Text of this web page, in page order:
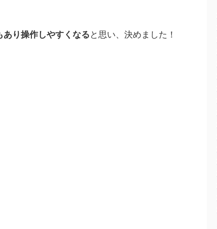
あり操作しやすくなる と思い、決めました！